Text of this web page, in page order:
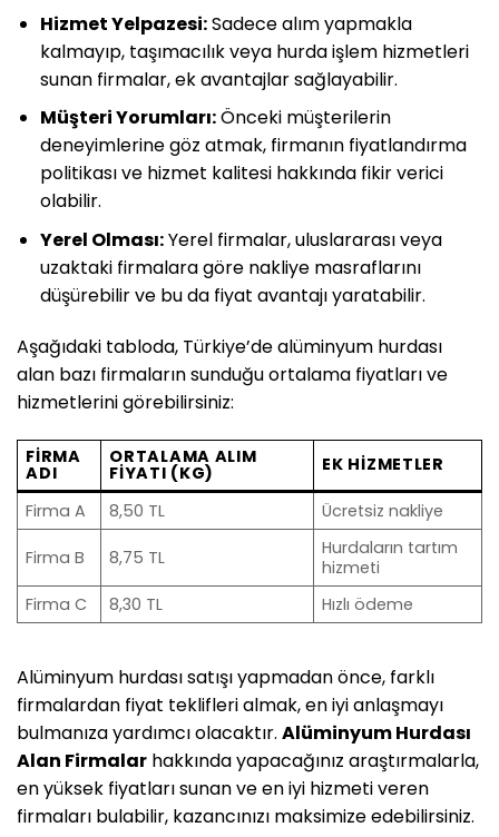
Hizmet Yelpazesi:Sadece alım yapmakla
kalmayıp, taşımacılık veya hurda işlem hizmetleri
sunan firmalar, ek avantajlar sağlayabilir.
Müşteri Yorumları:Önceki müşterilerin
deneyimlerine göz atmak, firmanın fiyatlandırma
politikası ve hizmet kalitesi hakkında fikir verici
olabilir.
Yerel Olması:Yerel firmalar, uluslararası veya
uzaktaki firmalara göre nakliye masraflarını
düşürebilir ve bu da fiyat avantajı yaratabilir.
Aşağıdaki tabloda, Türkiye’de alüminyum hurdası
alan bazı firmaların sunduğu ortalama fiyatları ve
hizmetlerini görebilirsiniz:
FIRMA
ADI
ORTALAMA ALIM
FIYATI (KG) EK HIZMETLER
Firma A 8,50 TL Ücretsiz nakliye
Firma B 8,75 TL
Hurdaların tartım
hizmeti
Firma C
8,30 TL Hızlı ödeme
Alüminyum hurdası satışı yapmadan önce, farklı
firmalardan fiyat teklifleri almak, en iyi anlaşmayı
bulmanıza yardımcı olacaktır. Alüminyum Hurdası
Alan Firmalar hakkında yapacağınız araştırmalarla,
en yüksek fiyatları sunan ve en iyi hizmeti veren
firmaları bulabilir, kazancınızı maksimize edebilirsiniz.